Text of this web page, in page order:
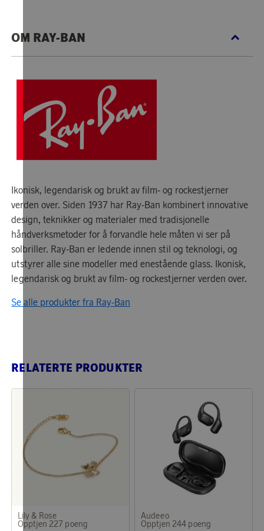
OM RAY-BAN
Ikonisk, legendarisk og brukt av film- og rockestjerner
verden over. Siden 1937 har Ray-Ban kombinert innovative
design, teknikker og materialer med tradisjonelle
håndverksmetoder for å forvandle hele måten vi ser på
solbriller. Ray-Ban er ledende innen stil og teknologi, og
utstyrer alle sine modeller med enestående glass. Ikonisk,
legendarisk og brukt av film- og rockestjerner verden over.
Se alle produkter fra Ray-Ban
RELATERTE PRODUKTER
Lily & Rose
Opptjen 227 poeng
Audeeo
Opptjen 244 poeng